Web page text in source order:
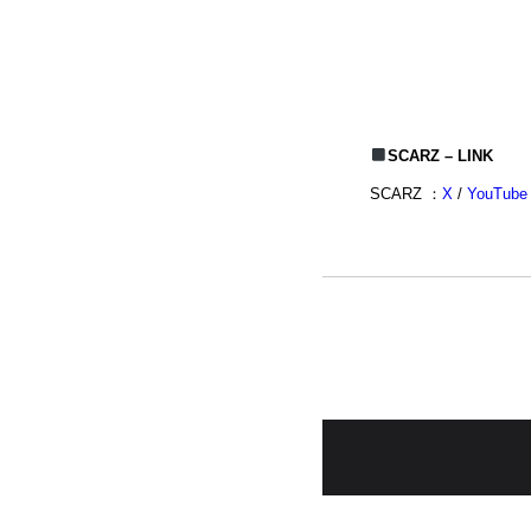
SCARZ – LINK
SCARZ ： X / YouTube